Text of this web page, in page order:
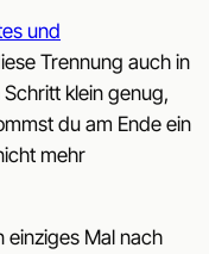
und
Trennung auch in
klein genug,
du am Ende ein
mehr
einziges Mal nach